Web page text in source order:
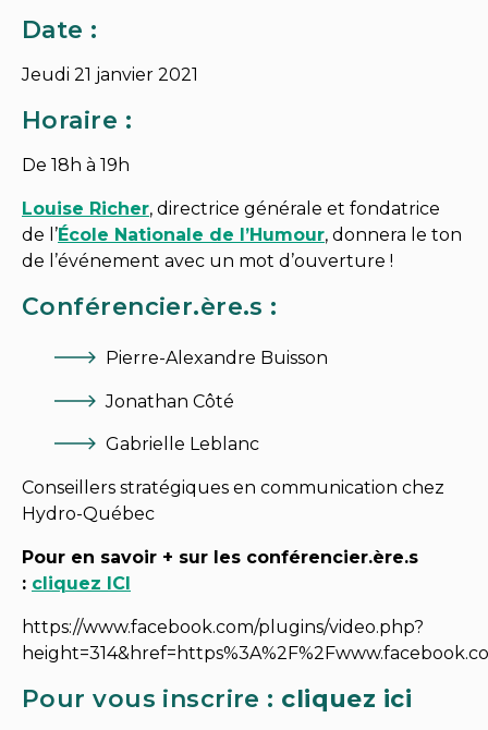
Date :
Jeudi 21 janvier 2021
Horaire :
De 18h à 19h
Louise Richer, directrice générale et fondatrice
de l’École Nationale de l’Humour, donnera le ton
de l’événement avec un mot d’ouverture !
Conférencier.ère.s :
Pierre-Alexandre Buisson
Jonathan Côté
Gabrielle Leblanc
Conseillers stratégiques en communication chez
Hydro-Québec
Pour en savoir + sur les conférencier.ère.s
: cliquez ICI
https://www.facebook.com/plugins/video.php?
Pour vous inscrire : cliquez ici